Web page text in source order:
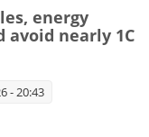
energy
nearly 1C
- 20:43